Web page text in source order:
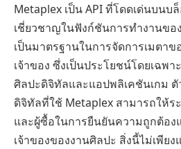
Metaplex เป็น API ที่โดดเด่นบนบ
เชี่ยวชาญในฟังก์ชันการทำงานขอ
เป็นมาตรฐานในการจัดการเมตาข
เจ้าของ ซึ่งเป็นประโยชน์โดยเฉพ
ศิลปะดิจิทัลและแอปพลิเคชันเกม ตั
ดิจิทัลที่ใช้ Metaplex สามารถให้
และผู้ซื้อในการยืนยันความถูกต้อง
เจ้าของของงานศิลปะ สิ่งนี้ไม่เพีย